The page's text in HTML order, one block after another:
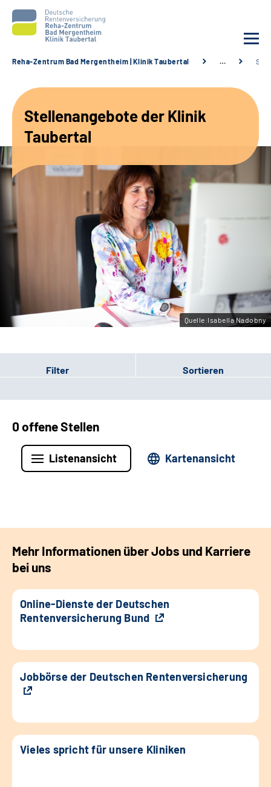
Unsere Angebote
Karriere
Sozialdienste & Zuweisende
Leichte Sprache
Gebärdensprache
Reha-Zentrum Bad Mergentheim | Klinik Taubertal …
Stellenangebote der Klinik
Taubertal
Quelle:Isabella Nadobny
Filter Sortieren
0 offene Stellen
Listenansicht Kartenansicht
Mehr Informationen über Jobs und Karriere
bei uns
Online-Dienste der Deutschen
Rentenversicherung Bund
Jobbörse der Deutschen Rentenversicherung
Vieles spricht für unsere Kliniken